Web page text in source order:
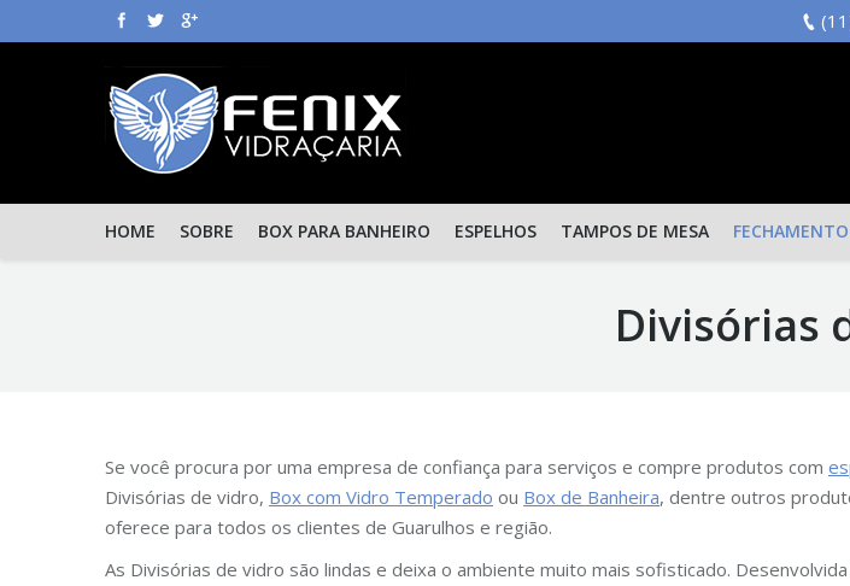
HOME SOBRE BOX PARA BANHEIRO ESPELHOS TAMPOS DE MESA
Divisórias
Se você procura por uma empresa de confiança para serviços e compre produtos com
Divisórias de vidro, Box com Vidro Temperado ou Box de Banheira, dentre outros
oferece para todos os clientes de Guarulhos e região.
As Divisórias de vidro são lindas e deixa o ambiente muito mais sofisticado.